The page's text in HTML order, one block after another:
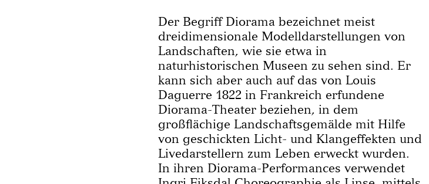
Der Begriff Diorama bezeichnet meist
dreidimensionale Modelldarstellungen von
Landschaften, wie sie etwa in
naturhistorischen Museen zu sehen sind. Er
kann sich aber auch auf das von Louis
Daguerre 1822 in Frankreich erfundene
Diorama-Theater beziehen, in dem
großflächige Landschaftsgemälde mit Hilfe
von geschickten Licht- und Klangeffekten und
Livedarstellern zum Leben erweckt wurden.
In ihren Diorama-Performances verwendet